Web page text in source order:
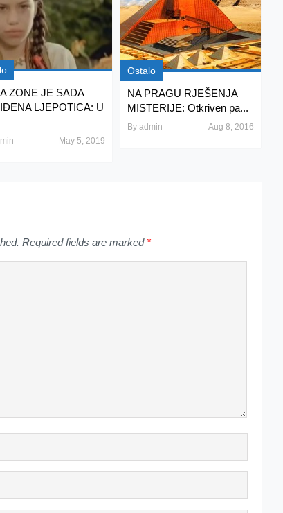
ZONE JE SADA
LJEPOTICA: U
May 5, 2019
Ostalo
NA PRAGU RJEŠENJA
MISTERIJE: Otkriven pa...
By admin Aug 8, 2016
Required fields are marked *